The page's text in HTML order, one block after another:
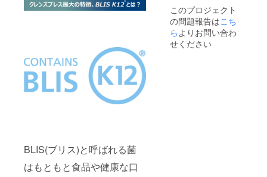
BLIS(ブリス)と呼ばれる菌
はもともと食品や健康な口
ディピ
ティ。
幸運な
偶然
を、又
このプロジェクト
の問題報告はこち
らよりお問い合わ
せください